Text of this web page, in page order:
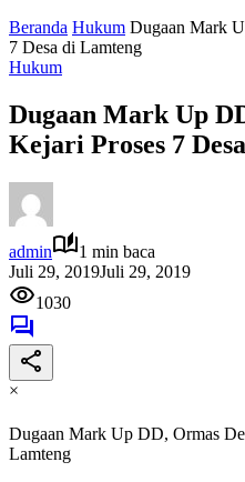
Beranda Hukum Dugaan Mark
7 Desa di Lamteng
Hukum
Dugaan Mark Up
Kejari Proses 7
admin
1 min baca
Juli 29, 2019Juli 29, 2019
1030
×
Dugaan Mark Up DD, Ormas
Lamteng